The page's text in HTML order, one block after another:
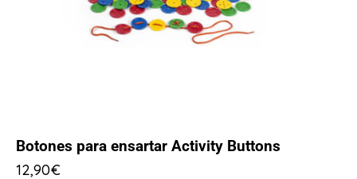
Botones para ensartar Activity Buttons
12,90€